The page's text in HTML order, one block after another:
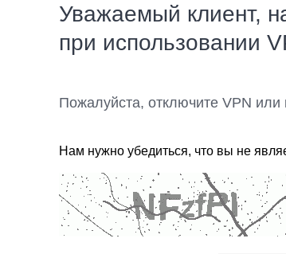
Уважаемый клиент,
при использовании
Пожалуйста, отключите VPN
Нам нужно убедиться, что вы не